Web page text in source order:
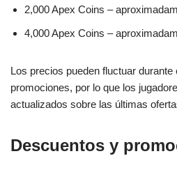
2,000 Apex Coins –
4,000 Apex Coins –
Los precios pueden fluctuar
promociones, por lo que los
actualizados sobre las últimas
Descuentos y